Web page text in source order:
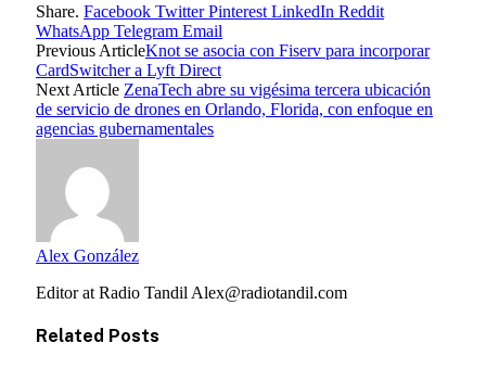
Share. Facebook Twitter Pinterest LinkedIn Reddit
WhatsApp Telegram Email
Previous ArticleKnot se asocia con Fiserv para incorporar
CardSwitcher a Lyft Direct
Next Article ZenaTech abre su vigésima tercera ubicación
de servicio de drones en Orlando, Florida, con enfoque en
agencias gubernamentales
Alex González
Editor at Radio Tandil Alex@radiotandil.com
Related Posts